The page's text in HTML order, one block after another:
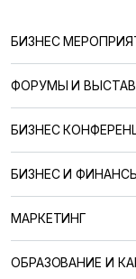
БИЗНЕС
ФОРУМЫ И
БИЗНЕС
БИЗНЕС И
МАРКЕТИНГ
ОБРАЗОВАНИЕ И